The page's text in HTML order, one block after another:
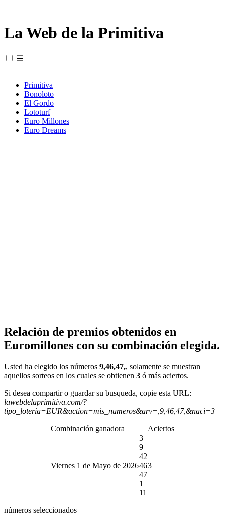
La Web de la Primitiva
☰
Primitiva
Bonoloto
El Gordo
Lototurf
Euro Millones
Euro Dreams
Relación de premios obtenidos en
Euromillones con su combinación elegida.
Usted ha elegido los números 9,46,47,, solamente se muestran
aquellos sorteos en los cuales se obtienen 3 ó más aciertos.
Si desea compartir o guardar su busqueda, copie esta URL:
lawebdelaprimitiva.com/?
tipo_loteria=EUR&action=mis_numeros&arv=,9,46,47,&naci=3
Combinación ganadora Aciertos
Viernes 1 de Mayo de 2026
3
9
42
46
47
1
11
3
números seleccionados